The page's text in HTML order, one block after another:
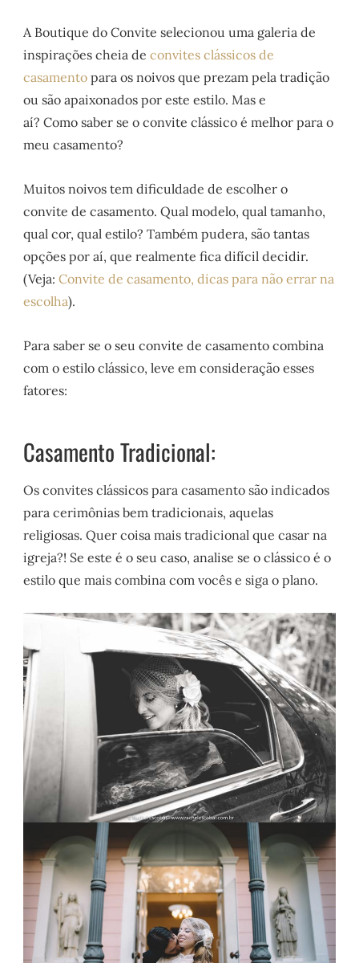
A Boutique do Convite selecionou uma galeria de
inspirações cheia deconvites clássicos de
casamento para os noivos que prezam pela tradição
ou são apaixonados por este estilo. Mas e
aí? Como saber se o convite clássico é melhor para o
meu casamento?
Muitos noivos tem dificuldade de escolher o
convite de casamento. Qual modelo, qual tamanho,
qual cor, qual estilo? Também pudera, são tantas
opções por aí, que realmente fica difícil decidir.
(Veja:Convite de casamento, dicas para não errar na
escolha).
Para saber se o seu convite de casamento combina
com o estilo clássico, leve em consideração esses
fatores:
Casamento Tradicional:
Os convites clássicos para casamento são indicados
para cerimônias bem tradicionais, aquelas
religiosas. Quer coisa mais tradicional que casar na
igreja?! Se este é o seu caso, analise se o clássico é o
estilo que mais combina com vocês e siga o plano.